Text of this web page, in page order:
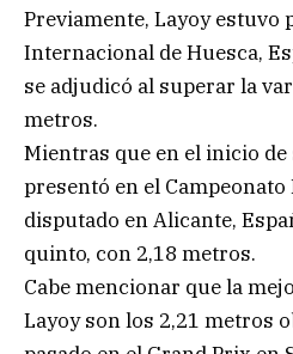
Previamente, Layoy estuvo
Internacional de Huesca,
se adjudicó al superar la
metros.
Mientras que en el inicio
presentó en el
disputado en Alicante,
quinto, con 2,18 metros.
Cabe mencionar que la
Layoy son los 2,21 metros